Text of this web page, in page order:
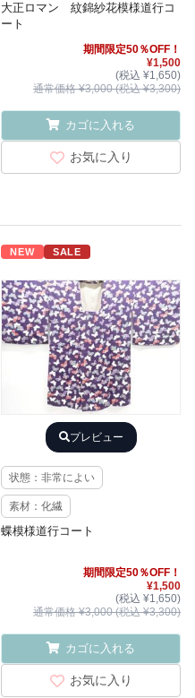
大正ロマン 紋錦紗花模様道行コ
ート
期間限定50％OFF！
¥1,500
(税込 ¥1,650)
通常価格 ¥3,000 (税込 ¥3,300)
カゴに入れる
お気に入り
NEW SALE
プレビュー
状態：非常によい
素材：化繊
蝶模様道行コート
期間限定50％OFF！
¥1,500
(税込 ¥1,650)
通常価格 ¥3,000 (税込 ¥3,300)
カゴに入れる
お気に入り